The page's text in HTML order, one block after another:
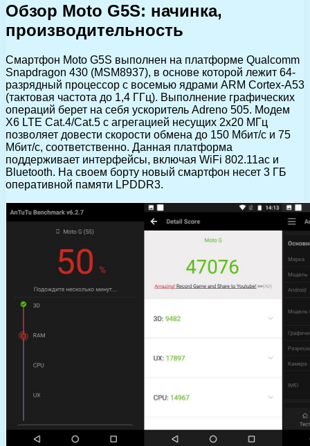
Обзор Moto G5S: начинка,
производительность
Смартфон Moto G5S выполнен на платформе Qualcomm
Snapdragon 430 (MSM8937), в основе которой лежит 64-
разрядный процессор с восемью ядрами ARM Cortex-A53
(тактовая частота до 1,4 ГГц). Выполнение графических
операций берет на себя ускоритель Adreno 505. Модем
X6 LTE Cat.4/Cat.5 с агрегацией несущих 2х20 МГц
позволяет довести скорости обмена до 150 Мбит/с и 75
Мбит/с, соответственно. Данная платформа
поддерживает интерфейсы, включая WiFi 802.11ac и
Bluetooth. На своем борту новый смартфон несет 3 ГБ
оперативной памяти LPDDR3.